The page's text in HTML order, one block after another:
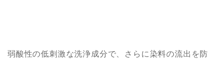
弱酸性の低刺激な洗浄成分で、さらに染料の流出を防